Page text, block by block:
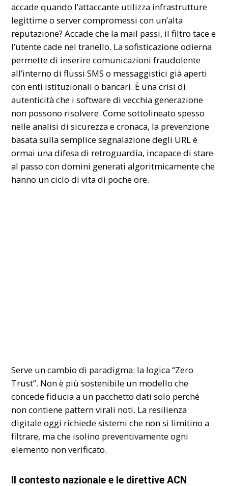
accade quando l’attaccante utilizza infrastrutture
legittime o server compromessi con un’alta
reputazione? Accade che la mail passi, il filtro tace e
l’utente cade nel tranello. La sofisticazione odierna
permette di inserire comunicazioni fraudolente
all’interno di flussi SMS o messaggistici già aperti
con enti istituzionali o bancari. È una crisi di
autenticità che i software di vecchia generazione
non possono risolvere. Come sottolineato spesso
nelle analisi di sicurezza e cronaca, la prevenzione
basata sulla semplice segnalazione degli URL è
ormai una difesa di retroguardia, incapace di stare
al passo con domini generati algoritmicamente che
hanno un ciclo di vita di poche ore.
Serve un cambio di paradigma: la logica “Zero
Trust”. Non è più sostenibile un modello che
concede fiducia a un pacchetto dati solo perché
non contiene pattern virali noti. La resilienza
digitale oggi richiede sistemi che non si limitino a
filtrare, ma che isolino preventivamente ogni
elemento non verificato.
Il contesto nazionale e le direttive ACN